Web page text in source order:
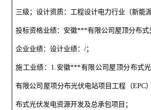
三级；设计资质：工程设计电力行业（新能
投标资格业绩：安徽***有限公司屋顶分布式
企业业绩：设计业绩：/；
施工业绩： 1. 安徽***有限公司屋顶分布式
有限公司屋项分布光伏电站项目工程（EPC
布式光伏发电资源开发及总承包项目；